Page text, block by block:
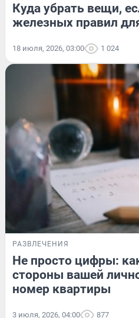
Куда убрать вещи,
железных правил
18 июля, 2026, 03:00 1 024
РАЗВЛЕЧЕНИЯ
Не просто цифры:
стороны вашей
номер квартиры
3 июля, 2026, 04:00 877